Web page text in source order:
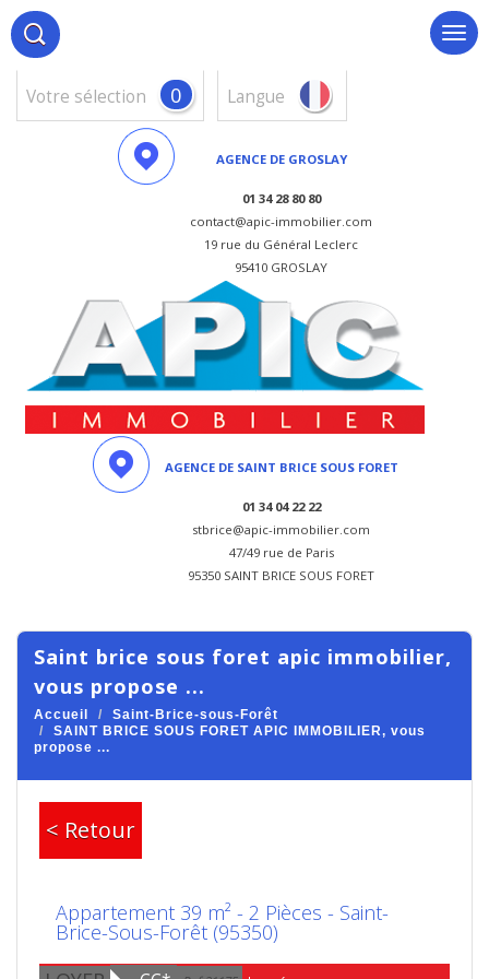
votre sélection 0 Langue
AGENCE DE GROSLAY
01 34 28 80 80
contact@apic-immobilier.com
19 rue du Général Leclerc
95410 GROSLAY
AGENCE DE SAINT BRICE SOUS FORET
01 34 04 22 22
stbrice@apic-immobilier.com
47/49 rue de Paris
95350 SAINT BRICE SOUS FORET
saint brice sous foret apic immobilier,
vous propose ...
Accueil
Saint-Brice-sous-Forêt
SAINT BRICE SOUS FORET APIC IMMOBILIER, vous
propose ...
< Retour
Appartement 39 m² - 2 Pièces - Saint-
Brice-Sous-Forêt (95350)